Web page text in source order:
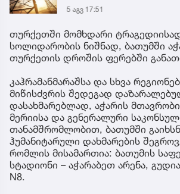
სპეციალურ განცხადებას
ავრცელებს
5 აგვ 17:51
თურქეთში მომხდარი
სოლიდარობის ნიშნად, ბათუმში
თურქეთის დროშის ფერებში
კაჰრამანმარაშსა და სხვა
მიწისძვრის შედეგად
დასახმარებლად, აჭარის
მერიისა და გენერალური
თანამშრომლობით, ბათუმში
ჰუმანიტარული დახმარების
რომლის მისამართია: ბათუმის
სტადიონი – აჭარაბეთ არენა,
N8.